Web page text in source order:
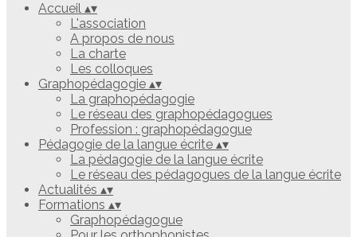
Accueil ▴▾
L'association
A propos de nous
La charte
Les colloques
Graphopédagogie ▴▾
La graphopédagogie
Le réseau des graphopédagogues
Profession : graphopédagogue
Pédagogie de la langue écrite ▴▾
La pédagogie de la langue écrite
Le réseau des pédagogues de la langue écrite
Actualités ▴▾
Formations ▴▾
Graphopédagogue